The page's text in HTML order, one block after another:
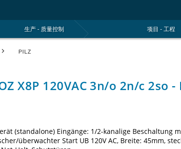
项目 - 工程
生产 - 质量控制
PILZ
X8P 120VAC 3n/o 2n/c 2so -
(standalone) Eingänge: 1/2-kanalige Beschaltung
überwachter Start UB 120V AC, Breite: 45mm,